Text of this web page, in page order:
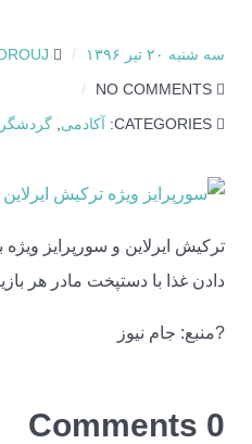
سه شنبه ۲۰ تیر ۱۳۹۶
NO COMMENTS
CATEGORIES: آکادمی
ترکیش ایرلاین و سورپرایز ویژه
دادن غذا با دستپخت مادر هر
?منبع: جام نیوز
0 Comments